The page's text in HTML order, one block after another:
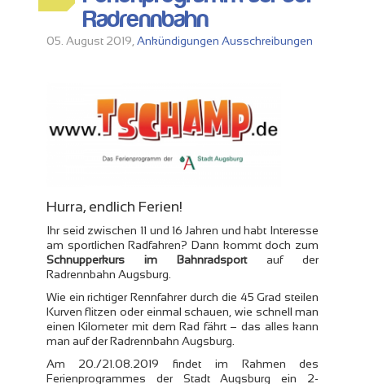
Radrennbahn
05. August 2019, Ankündigungen Ausschreibungen
Hurra, endlich Ferien!
Ihr seid zwischen 11 und 16 Jahren und habt Interesse
am sportlichen Radfahren? Dann kommt doch zum
Schnupperkurs im Bahnradsportauf der
Radrennbahn Augsburg.
Wie ein richtiger Rennfahrer durch die 45 Grad steilen
Kurven flitzen oder einmal schauen, wie schnell man
einen Kilometer mit dem Rad fährt – das alles kann
man auf der Radrennbahn Augsburg.
Am 20./21.08.2019 findet im Rahmen des
Ferienprogrammes der Stadt Augsburg ein 2-